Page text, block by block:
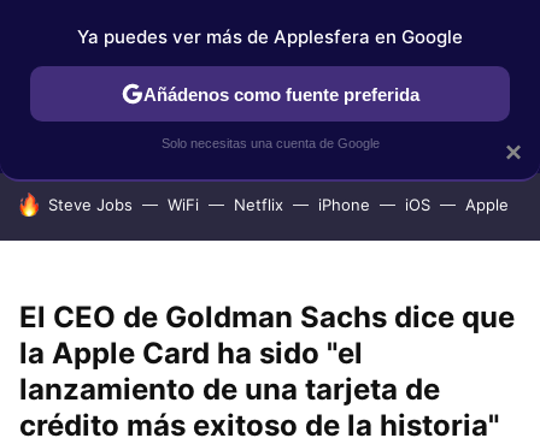
IPHONE TUTORIALES APPLESFERA SELECCIÓN
HOY SE HABLA DE
Steve Jobs WiFi Netflix iPhone iOS Apple
El CEO de Goldman Sachs dice que
la Apple Card ha sido "el
lanzamiento de una tarjeta de
crédito más exitoso de la historia"
×
Ya puedes ver más de Applesfera en Google
Añádenos como fuente preferida
Solo necesitas una cuenta de Google